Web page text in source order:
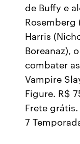
de Buffy e
Rosemberg
Harris
Boreanaz),
combater
Vampire
Figure. R$
Frete
7